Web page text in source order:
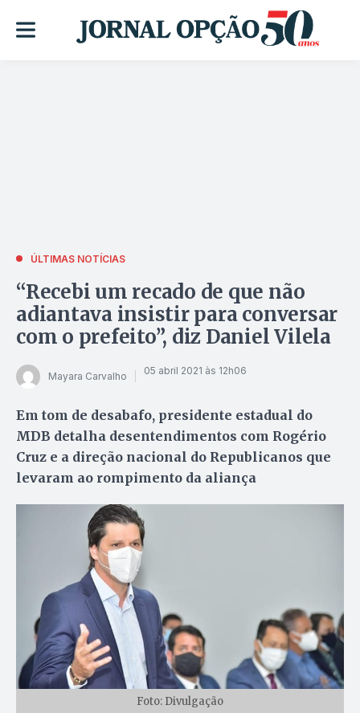
ÚLTIMAS NOTÍCIAS
“Recebi um recado de que não
adiantava insistir para conversar
com o prefeito”, diz Daniel Vilela
Mayara Carvalho 05 abril 2021 às 12h06
Em tom de desabafo, presidente estadual do
MDB detalha desentendimentos com Rogério
Cruz e a direção nacional do Republicanos que
levaram ao rompimento da aliança
Foto: Divulgação